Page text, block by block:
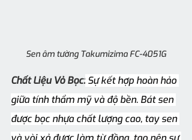
Sen âm tường Takumizima FC-4051G
Chất Liệu Vỏ Bọc: Sự kết hợp hoàn hảo
giữa tính thẩm mỹ và độ bền. Bát sen
được bọc nhựa chất lượng cao, tay sen